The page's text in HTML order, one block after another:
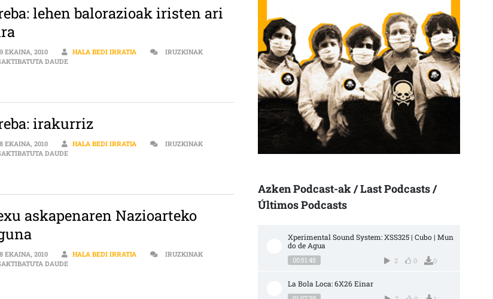
lehen balorazioak iristen ari
EKAINA, 2010 HALA BEDI IRRATIA
IRUZKINAK
DAUDEGREBA: LEHEN BALORAZIOAK IRISTEN ARI DIRA SARRERAN
irakurriz
EKAINA, 2010 HALA BEDI IRRATIA
IRUZKINAK
DAUDEGREBA: IRAKURRIZ SARRERAN
askapenaren Nazioarteko
EKAINA, 2010 HALA BEDI IRRATIA
IRUZKINAK
DAUDESEXU ASKAPENAREN NAZIOARTEKO EGUNA SARRERAN
Azken Podcast-ak / Last Podcasts /
Últimos Podcasts
Xperimental Sound System: XSS325 | Cubo | Mun
do de Agua
00:51:45 2 0 0
La Bola Loca: 6X26 Einar